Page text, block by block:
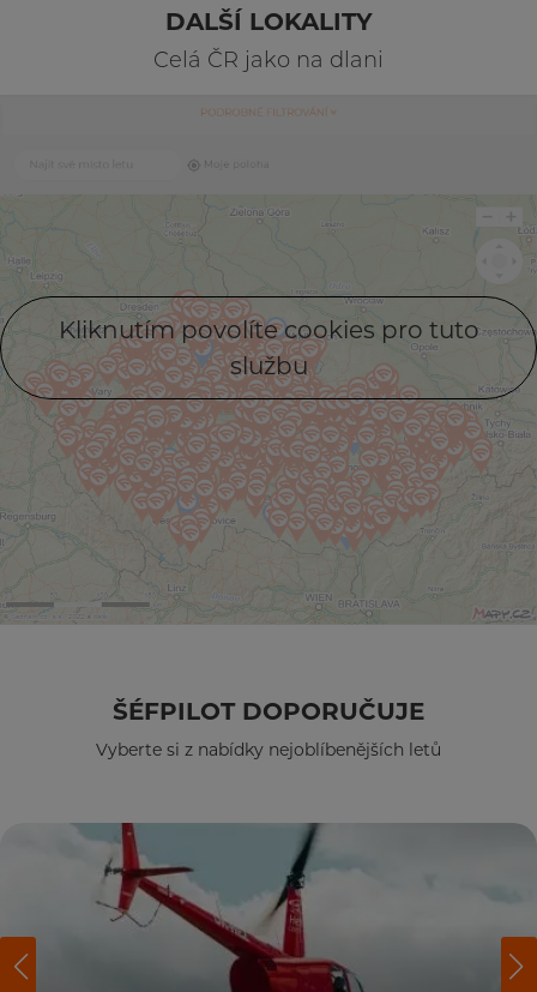
DALŠÍ LOKALITY
Celá ČR jako na dlani
Kliknutím povolíte cookies pro tuto
službu
ŠÉFPILOT DOPORUČUJE
Vyberte si z nabídky nejoblíbenějších letů